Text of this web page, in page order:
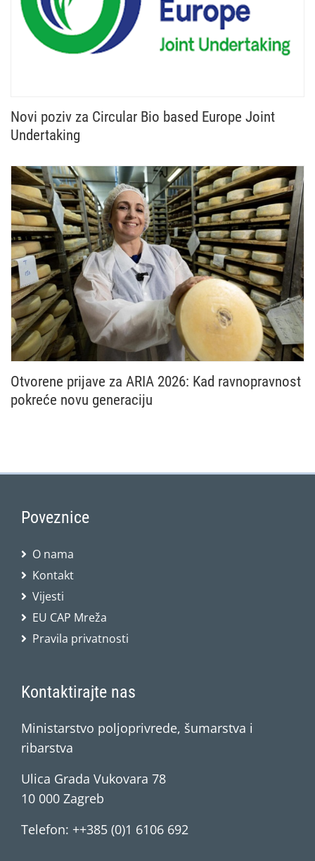
Novi poziv za Circular Bio based Europe Joint
Undertaking
Otvorene prijave za ARIA 2026: Kad ravnopravnost
pokreće novu generaciju
Poveznice
O nama
Kontakt
Vijesti
EU CAP Mreža
Pravila privatnosti
Kontaktirajte nas
Ministarstvo poljoprivrede, šumarstva i
ribarstva
Ulica Grada Vukovara 78
10 000 Zagreb
Telefon: ++385 (0)1 6106 692